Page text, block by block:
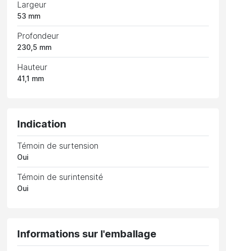
Largeur
53 mm
Profondeur
230,5 mm
Hauteur
41,1 mm
Indication
Témoin de surtension
Oui
Témoin de surintensité
Oui
Informations sur l'emballage